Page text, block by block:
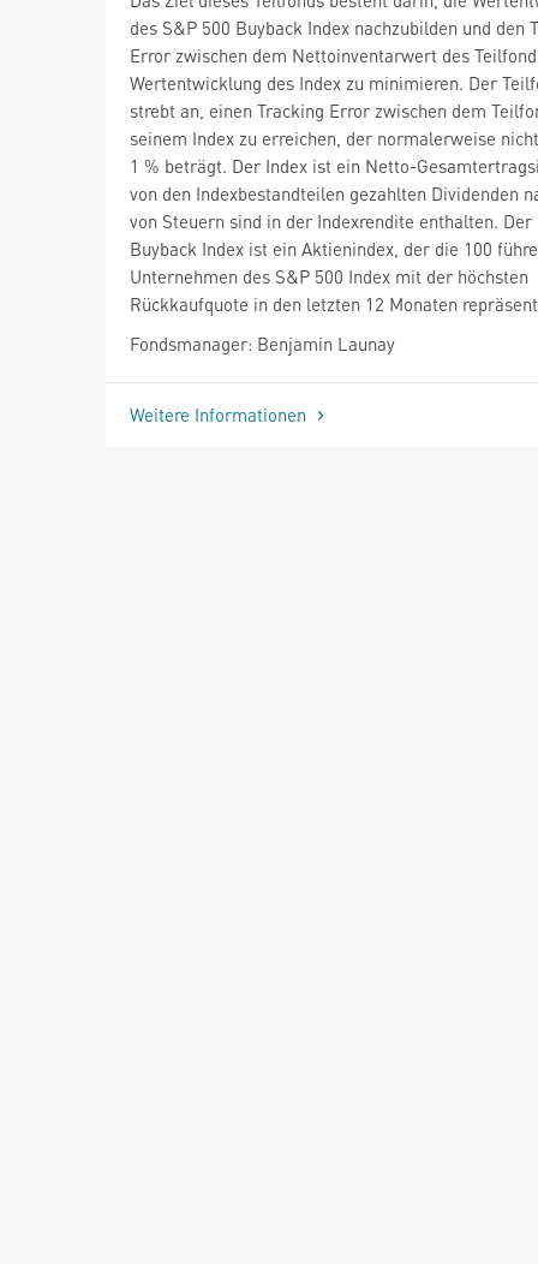
des S&P 500 Buyback Index nachzubilden und den
Error zwischen dem Nettoinventarwert des
Wertentwicklung des Index zu minimieren. Der
strebt an, einen Tracking Error zwischen dem
seinem Index zu erreichen, der normalerweise
1 % beträgt. Der Index ist ein Netto-
von den Indexbestandteilen gezahlten Dividenden
von Steuern sind in der Indexrendite enthalten. Der
Buyback Index ist ein Aktienindex, der die 100
Unternehmen des S&P 500 Index mit der höchsten
Rückkaufquote in den letzten 12 Monaten
Fondsmanager: Benjamin Launay
Weitere Informationen